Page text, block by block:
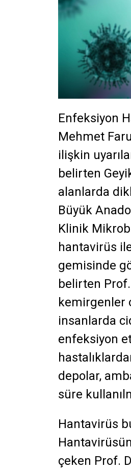
Enfeksiyon
Mehmet
ilişkin
belirten
alanlarda
Büyük
Klinik
hantavirüs
gemisinde
belirten
kemirgenler
insanlarda
enfeksiyon
depolar,
süre
Hantavirüs
çeken Prof.